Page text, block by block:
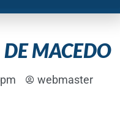
DE MACEDO
webmaster